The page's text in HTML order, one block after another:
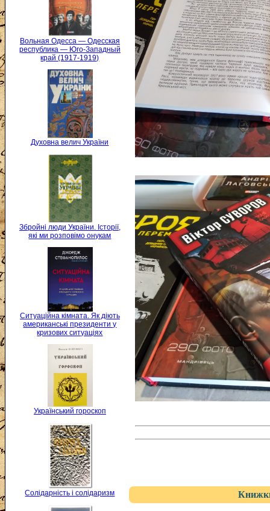
Вольная Одесса — Одесская
республика — Юго-Западный
край (1917-1919)
Духовна велич України
Збройні люди України. Історії,
які ми розповімо онукам
Ситуаційна кімната. Як діють
американські президенти у
кризових ситуаціях
Український гороскоп
Солідарність і солідаризм